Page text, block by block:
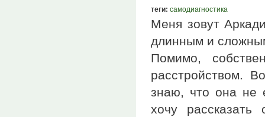
теги: самодиагностика
Меня зовут
длинным и
Помимо,
расстройством.
знаю, что она не
хочу